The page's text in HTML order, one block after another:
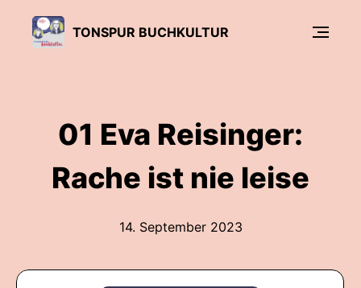
TONSPUR BUCHKULTUR
01 Eva Reisinger:
Rache ist nie leise
14. September 2023